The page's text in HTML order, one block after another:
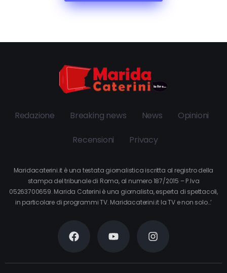
Redazione Breaking news News Opinioni
Recensioni Privacy
Maridacaterini.it è una testata giornalistica iscritta al registro della
stampa del tribunale di Roma, al numero 187/2015 – P.Iva
05263700659. Marida Caterini è una giornalista, esperta di spettacoli,
in particolare di programmi TV. Maridacaterini.it la TV e non solo…’